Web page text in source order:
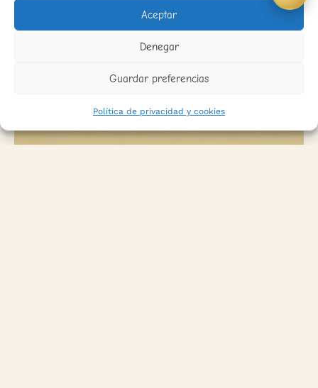
Aceptar
Denegar
Guardar preferencias
Política de privacidad y cookies